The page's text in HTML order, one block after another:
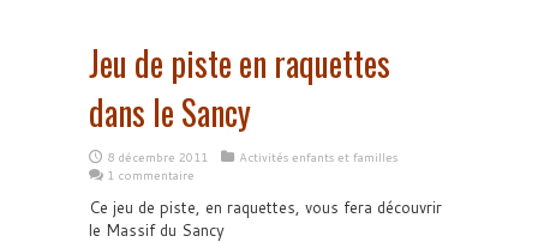
Jeu de piste en raquettes
dans le Sancy
8 décembre 2011
Activités enfants et familles
1 commentaire
Ce jeu de piste, en raquettes, vous fera découvrir
le Massif du Sancy